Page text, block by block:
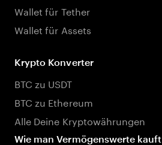
Wallet für Tether
Wallet für Assets
Krypto Konverter
BTC zu USDT
BTC zu Ethereum
Alle Deine Kryptowährungen
Wie man Vermögenswerte kauft